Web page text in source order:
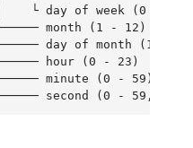
└ day of week (0 - 7,
month (1 - 12)
day of month (1 -
hour (0 - 23)
minute (0 - 59)